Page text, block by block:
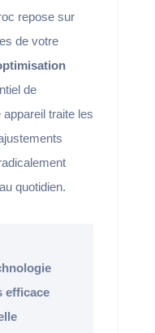
repose sur
de votre
de
appareil traite les
quotidien.
efficace